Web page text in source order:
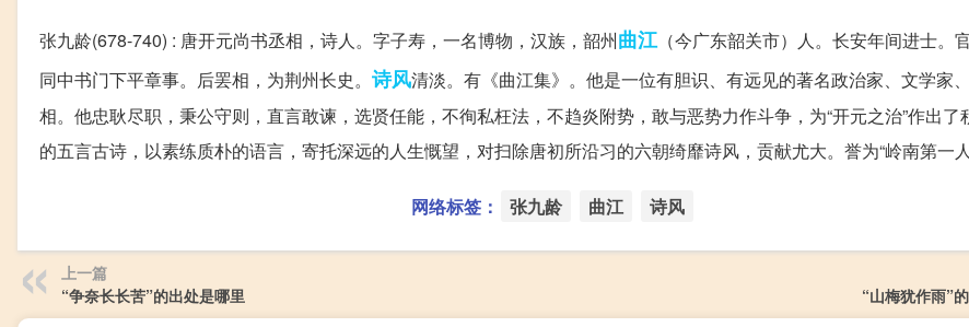
张九龄(678-740) : 唐开元尚书丞相，诗人。字子寿，一名博物，汉族，韶州曲江（今广东韶关市）人。长安年间进士。
同中书门下平章事。后罢相，为荆州长史。 诗风清淡。有《曲江集》。他是一位有胆识、有远见的著名政治家、文学家
相。他忠耿尽职，秉公守则，直言敢谏，选贤任能，不徇私枉法，不趋炎附势，敢与恶势力作斗争，为“开元之治”作出了
的五言古诗，以素练质朴的语言，寄托深远的人生慨望，对扫除唐初所沿习的六朝绮靡诗风，贡献尤大。誉为“岭南第一人
网络标签： 张九龄 曲江 诗风
上一篇
“争奈长长苦”的出处是哪里
“山梅犹作雨”